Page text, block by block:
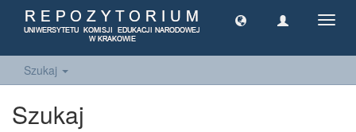
Szukaj
Szukaj